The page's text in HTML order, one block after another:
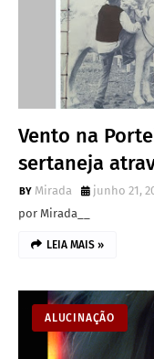
Vento na
sertaneja
Mirada
junho 21,
por Mirada__
LEIA MAIS »
ALUCINAÇÃO